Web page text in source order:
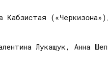
Кабзистая
Лукащук, Анна